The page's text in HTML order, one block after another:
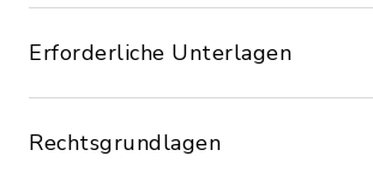
Erforderliche Unterlagen
Rechtsgrundlagen